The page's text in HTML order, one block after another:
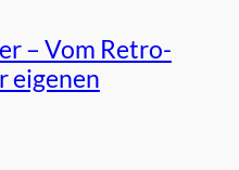
– Vom Retro-
eigenen